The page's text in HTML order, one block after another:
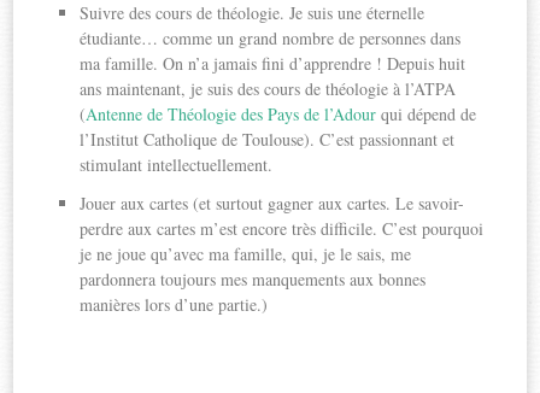
Suivre des cours de théologie. Je suis une éternelle
étudiante… comme un grand nombre de personnes dans
ma famille. On n’a jamais fini d’apprendre ! Depuis huit
ans maintenant, je suis des cours de théologie à l’ATPA
(Antenne de Théologie des Pays de l’Adour qui dépend de
l’Institut Catholique de Toulouse). C’est passionnant et
stimulant intellectuellement.
Jouer aux cartes (et surtout gagner aux cartes. Le savoir-
perdre aux cartes m’est encore très difficile. C’est pourquoi
je ne joue qu’avec ma famille, qui, je le sais, me
pardonnera toujours mes manquements aux bonnes
manières lors d’une partie.)